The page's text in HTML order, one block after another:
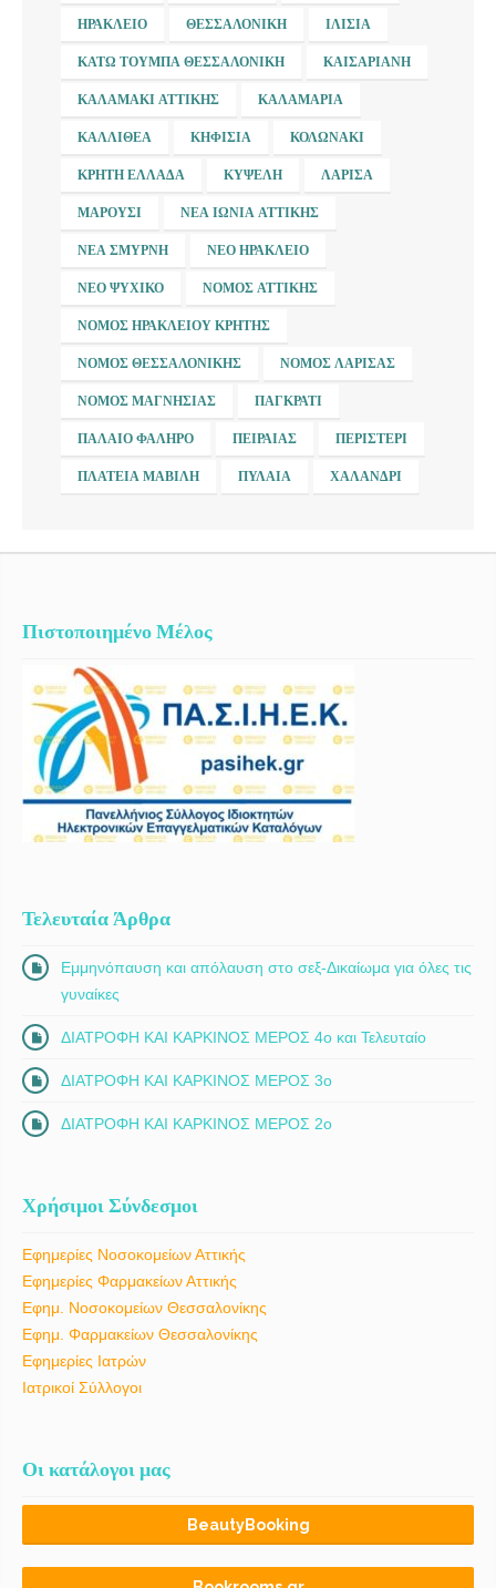
ΗΡΆΚΛΕΙΟ ΘΕΣΣΑΛΟΝΊΚΗ ΙΛΊΣΙΑ
ΚΆΤΩ ΤΟΎΜΠΑ ΘΕΣΣΑΛΟΝΊΚΗ ΚΑΙΣΑΡΙΑΝΉ
ΚΑΛΑΜΆΚΙ ΑΤΤΙΚΉΣ ΚΑΛΑΜΑΡΙΆ
ΚΑΛΛΙΘΈΑ ΚΗΦΙΣΙΆ ΚΟΛΩΝΆΚΙ
ΚΡΉΤΗ ΕΛΛΆΔΑ ΚΥΨΈΛΗ ΛΆΡΙΣΑ
ΜΑΡΟΎΣΙ ΝΈΑ ΙΩΝΊΑ ΑΤΤΙΚΉΣ
ΝΈΑ ΣΜΎΡΝΗ ΝΈΟ ΗΡΆΚΛΕΙΟ
ΝΈΟ ΨΥΧΙΚΌ ΝΟΜΌΣ ΑΤΤΙΚΉΣ
ΝΟΜΌΣ ΗΡΑΚΛΕΊΟΥ ΚΡΉΤΗΣ
ΝΟΜΌΣ ΘΕΣΣΑΛΟΝΊΚΗΣ ΝΟΜΌΣ ΛΆΡΙΣΑΣ
ΝΟΜΌΣ ΜΑΓΝΗΣΊΑΣ ΠΑΓΚΡΆΤΙ
ΠΑΛΑΙΌ ΦΆΛΗΡΟ ΠΕΙΡΑΙΆΣ ΠΕΡΙΣΤΈΡΙ
ΠΛΑΤΕΊΑ ΜΑΒΊΛΗ ΠΥΛΑΊΑ ΧΑΛΆΝΔΡΙ
Πιστοποιημένο Μέλος
Τελευταία Άρθρα
Εμμηνόπαυση και απόλαυση στο σεξ-Δικαίωμα για όλες τις
γυναίκες
ΔΙΑΤΡΟΦΗ ΚΑΙ ΚΑΡΚΙΝΟΣ ΜΕΡΟΣ 4ο και Τελευταίο
ΔΙΑΤΡΟΦΗ ΚΑΙ ΚΑΡΚΙΝΟΣ ΜΕΡΟΣ 3ο
ΔΙΑΤΡΟΦΗ ΚΑΙ ΚΑΡΚΙΝΟΣ ΜΕΡΟΣ 2ο
Χρήσιμοι Σύνδεσμοι
Εφημερίες Νοσοκομείων Αττικής
Εφημερίες Φαρμακείων Αττικής
Εφημ. Νοσοκομείων Θεσσαλονίκης
Εφημ. Φαρμακείων Θεσσαλονίκης
Εφημερίες Ιατρών
Ιατρικοί Σύλλογοι
Οι κατάλογοι μας
BeautyBooking